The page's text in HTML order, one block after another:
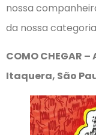
nossa
da nossa
COMO CHEGAR
Itaquera, São